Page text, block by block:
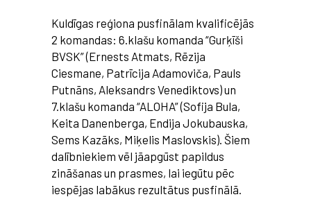
Kuldīgas reģiona pusfinālam kvalificējās
2 komandas: 6.klašu komanda “Gurķīši
BVSK” (Ernests Atmats, Rēzija
Ciesmane, Patrīcija Adamoviča, Pauls
Putnāns, Aleksandrs Venediktovs) un
7.klašu komanda “ALOHA” (Sofija Bula,
Keita Danenberga, Endija Jokubauska,
Sems Kazāks, Miķelis Maslovskis). Šiem
dalībniekiem vēl jāapgūst papildus
zināšanas un prasmes, lai iegūtu pēc
iespējas labākus rezultātus pusfinālā.